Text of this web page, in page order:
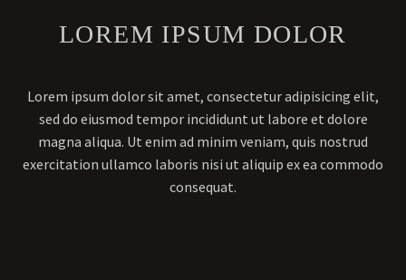
LOREM IPSUM DOLOR
Lorem ipsum dolor sit amet, consectetur adipisicing elit,
sed do eiusmod tempor incididunt ut labore et dolore
magna aliqua. Ut enim ad minim veniam, quis nostrud
exercitation ullamco laboris nisi ut aliquip ex ea commodo
consequat.